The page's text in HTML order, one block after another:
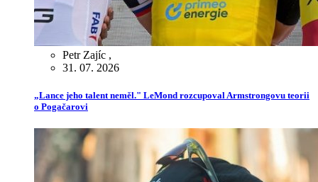
Petr Zajíc ,
31. 07. 2026
„Lance jeho talent neměl." LeMond rozcupoval Armstrongovu teorii
o Pogačarovi